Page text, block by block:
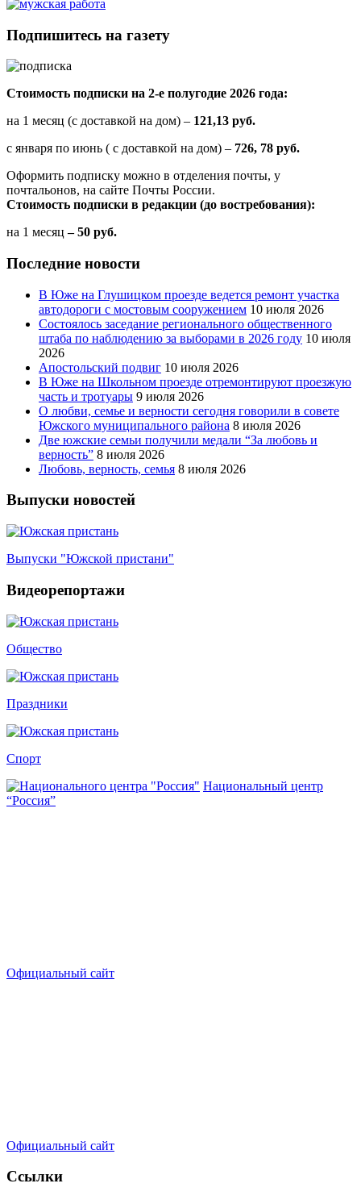
Подпишитесь на газету
Стоимость подписки на 2-е полугодие 2026 года:
на 1 месяц (с доставкой на дом) – 121,13 руб.
с января по июнь ( с доставкой на дом) – 726, 78 руб.
Оформить подписку можно в отделения почты, у
почтальонов, на сайте Почты России.
Стоимость подписки в редакции (до востребования):
на 1 месяц – 50 руб.
Последние новости
В Юже на Глушицком проезде ведется ремонт участка
автодороги с мостовым сооружением 10 июля 2026
Состоялось заседание регионального общественного
штаба по наблюдению за выборами в 2026 году 10 июля
2026
Апостольский подвиг 10 июля 2026
В Юже на Школьном проезде отремонтируют проезжую
часть и тротуары 9 июля 2026
О любви, семье и верности сегодня говорили в совете
Южского муниципального района 8 июля 2026
Две южские семьи получили медали “За любовь и
верность” 8 июля 2026
Любовь, верность, семья 8 июля 2026
Выпуски новостей
Выпуски "Южской пристани"
Видеорепортажи
Общество
Праздники
Спорт
Национальный центр
“Россия”
Официальный сайт
Официальный сайт
Ссылки